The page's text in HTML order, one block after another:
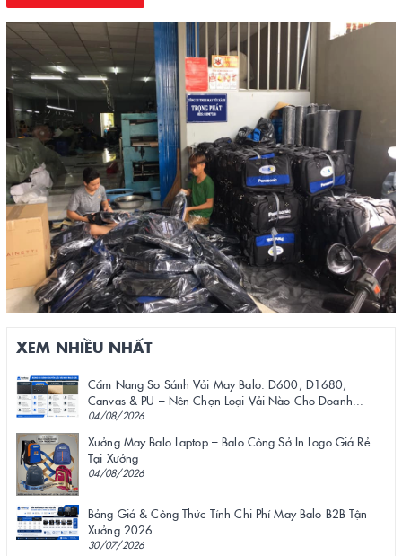
XEM NHIỀU NHẤT
Cẩm Nang So Sánh Vải May Balo: D600, D1680,
Canvas & PU – Nên Chọn Loại Vải Nào Cho Doanh...
04/08/2026
Xưởng May Balo Laptop – Balo Công Sở In Logo Giá Rẻ
Tại Xưởng
04/08/2026
Bảng Giá & Công Thức Tính Chi Phí May Balo B2B Tận
Xưởng 2026
30/07/2026